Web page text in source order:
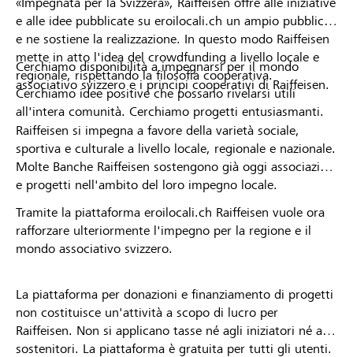
e alle idee pubblicate su eroilocali.ch un ampio pubblico
e ne sostiene la realizzazione. In questo modo Raiffeisen
mette in atto l'idea del crowdfunding a livello locale e
regionale, rispettando la filosofia cooperativa.
Cerchiamo idee positive che possano rivelarsi utili
all'intera comunità. Cerchiamo progetti entusiasmanti.
Cerchiamo disponibilità a impegnarsi per il mondo
associativo svizzero e i principi cooperativi di Raiffeisen.
Raiffeisen si impegna a favore della varietà sociale,
sportiva e culturale a livello locale, regionale e nazionale.
Molte Banche Raiffeisen sostengono già oggi associazioni
e progetti nell'ambito del loro impegno locale.
Tramite la piattaforma eroilocali.ch Raiffeisen vuole ora
rafforzare ulteriormente l'impegno per la regione e il
mondo associativo svizzero.
La piattaforma per donazioni e finanziamento di progetti
non costituisce un'attività a scopo di lucro per
Raiffeisen. Non si applicano tasse né agli iniziatori né ai
sostenitori. La piattaforma è gratuita per tutti gli utenti.